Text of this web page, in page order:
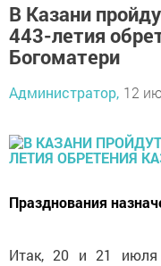
В Казани
443-летия
Богоматери
Администратор, 12
Празднования
Итак, 20 и 21 июля